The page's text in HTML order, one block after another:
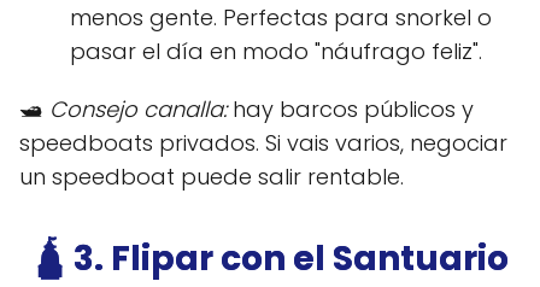
menos gente. Perfectas para snorkel o
pasar el día en modo "náufrago feliz".
🛥️ Consejo canalla:hay barcos públicos y
speedboats privados. Si vais varios, negociar
un speedboat puede salir rentable.
🛕 3. Flipar con el Santuario